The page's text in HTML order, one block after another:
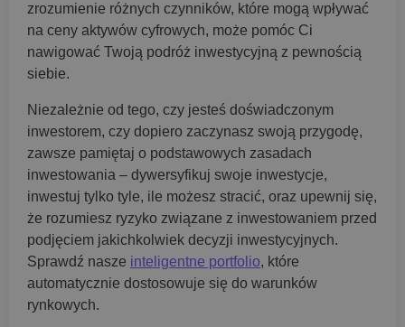
zrozumienie różnych czynników, które mogą wpływać
na ceny aktywów cyfrowych, może pomóc Ci
nawigować Twoją podróż inwestycyjną z pewnością
siebie.
Niezależnie od tego, czy jesteś doświadczonym
inwestorem, czy dopiero zaczynasz swoją przygodę,
zawsze pamiętaj o podstawowych zasadach
inwestowania – dywersyfikuj swoje inwestycje,
inwestuj tylko tyle, ile możesz stracić, oraz upewnij się,
że rozumiesz ryzyko związane z inwestowaniem przed
podjęciem jakichkolwiek decyzji inwestycyjnych.
Sprawdź nasze inteligentne portfolio, które
automatycznie dostosowuje się do warunków
rynkowych.